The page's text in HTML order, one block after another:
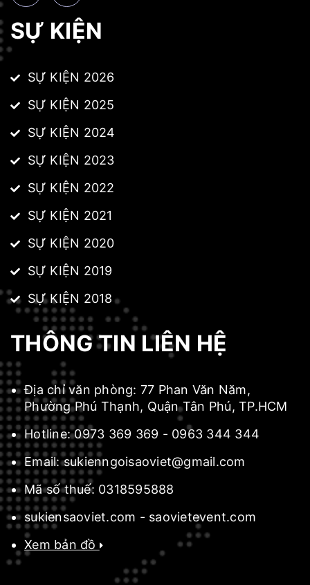
SỰ KIỆN
SỰ KIỆN 2026
SỰ KIỆN 2025
SỰ KIỆN 2024
SỰ KIỆN 2023
SỰ KIỆN 2022
SỰ KIỆN 2021
SỰ KIỆN 2020
SỰ KIỆN 2019
SỰ KIỆN 2018
THÔNG TIN LIÊN HỆ
Địa chỉ văn phòng: 77 Phan Văn Năm,
Phường Phú Thạnh, Quận Tân Phú, TP.HCM
Hotline: 0973 369 369 - 0963 344 344
Email: sukienngoisaoviet@gmail.com
Mã số thuế: 0318595888
sukiensaoviet.com - saovietevent.com
Xem bản đồ